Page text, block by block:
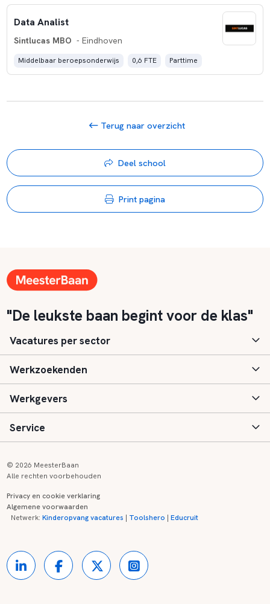
Data Analist
Sintlucas MBO - Eindhoven
Middelbaar beroepsonderwijs 0,6 FTE Parttime
Terug naar overzicht
Deel school
Print pagina
"De leukste baan begint voor de klas"
Vacatures per sector
Basisonderwijs
Speciaal (basis) onderwijs
Voortgezet onderwijs
Kinderopvang
Werkzoekenden
Aanmelden
Vacatures
Zij-instroom informatie
Onderwijsregio's
Werkgevers
Inloggen
Registreren
Contact
Service
Onderwijs links
Partners
© 2026 MeesterBaan
Alle rechten voorbehouden
Privacy en cookie verklaring
Algemene voorwaarden
Netwerk:Kinderopvang vacatures | Toolshero |Educruit